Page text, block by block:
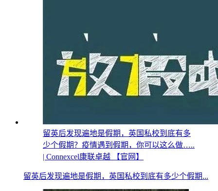
留英后发现遍地是假期，英国私校到底有多
少个假期？疫情遇到假期，你可以这么做…..
| Connexcel康联卓越 【官网】
留英后发现遍地是假期，英国私校到底有多少个假期...